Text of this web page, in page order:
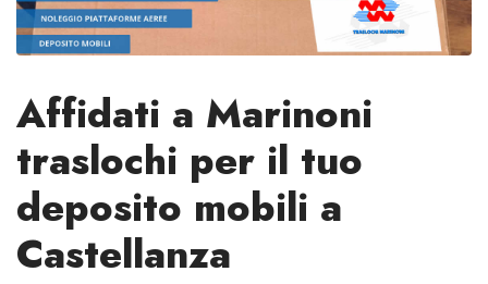
Affidati a Marinoni
traslochi per il tuo
deposito mobili a
Castellanza